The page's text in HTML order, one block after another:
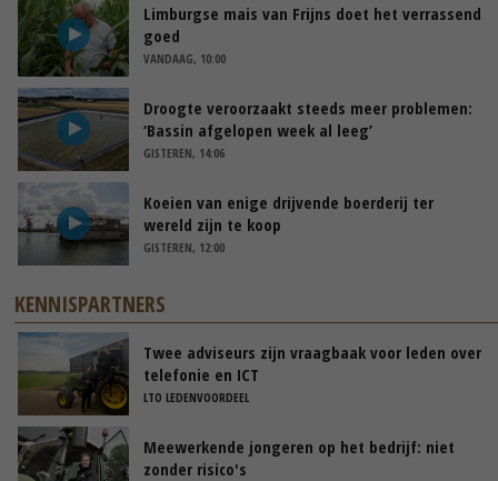
Limburgse mais van Frijns doet het verrassend
goed
VANDAAG, 10:00
Droogte veroorzaakt steeds meer problemen:
‘Bassin afgelopen week al leeg’
GISTEREN, 14:06
Koeien van enige drijvende boerderij ter
wereld zijn te koop
GISTEREN, 12:00
KENNISPARTNERS
Twee adviseurs zijn vraagbaak voor leden over
telefonie en ICT
LTO LEDENVOORDEEL
Meewerkende jongeren op het bedrijf: niet
zonder risico's